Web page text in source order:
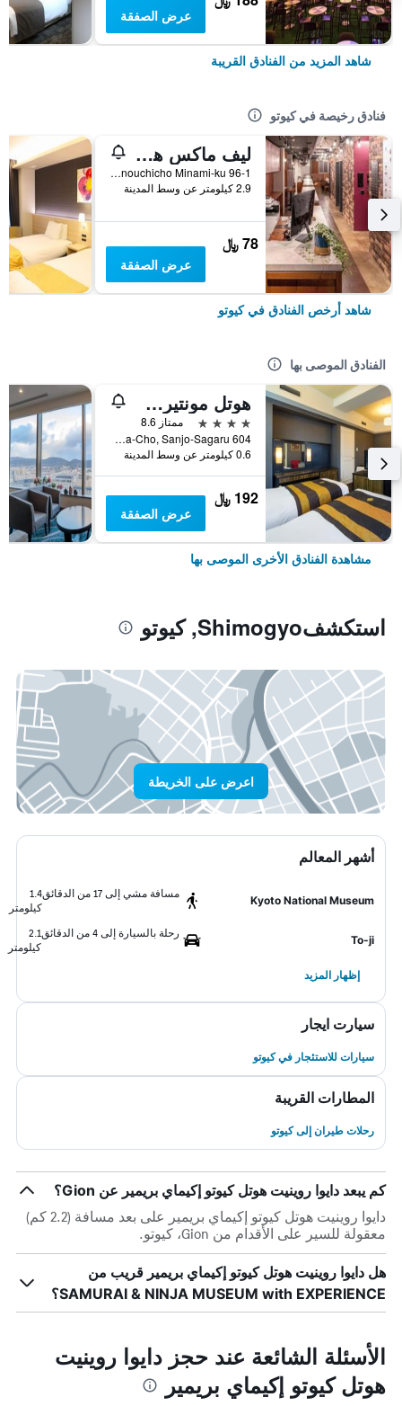
عرض الصفقة
شاهد المزيد من الفنادق القريبة
فنادق رخيصة في كيوتو
ليف ماكس هوستلز كيوتوكيماي
96-1 Nishikujo Ikenouchicho Minami-ku, كيوتو, اليابان
2.9 كيلومتر عن وسط المدينة
78 ﷼
عرض الصفقة
شاهد أرخص الفنادق في كيوتو
الفنادق الموصى بها
هوتل مونتيري كيوتو
4 نجوم
ممتاز 8.6
604 Manjuya-Cho, Sanjo-Sagaru, كيوتو, اليابان
0.6 كيلومتر عن وسط المدينة
192 ﷼
عرض الصفقة
مشاهدة الفنادق الأخرى الموصى بها
استكشفShimogyo, كيوتو
اعرض على الخريطة
أشهر المعالم
Kyoto National Museum
مسافة مشي إلى 17 من الدقائق
1.4
كيلومتر
To-ji
رحلة بالسيارة إلى 4 من الدقائق
2.1
كيلومتر
إظهار المزيد
سيارت ايجار
سيارات للاستئجار في كيوتو
المطارات القريبة
رحلات طيران إلى كيوتو
كم يبعد دايوا روينيت هوتل كيوتو إكيماي بريمير عن Gion؟
دايوا روينيت هوتل كيوتو إكيماي بريمير على بعد مسافة (2.2 كم)
معقولة للسير على الأقدام من Gion، كيوتو.
هل دايوا روينيت هوتل كيوتو إكيماي بريمير قريب من
SAMURAI & NINJA MUSEUM with EXPERIENCE؟
الأسئلة الشائعة عند حجز دايوا روينيت
هوتل كيوتو إكيماي بريمير